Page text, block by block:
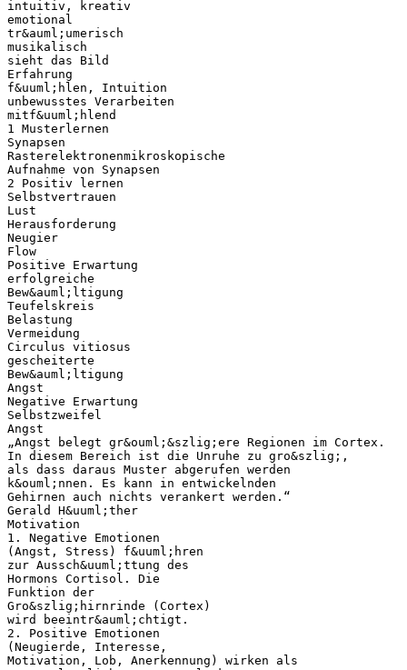
intuitiv, kreativ
emotional
tr&auml;umerisch
musikalisch
sieht das Bild
Erfahrung
f&uuml;hlen, Intuition
unbewusstes Verarbeiten
mitf&uuml;hlend
1 Musterlernen
Synapsen
Rasterelektronenmikroskopische
Aufnahme von Synapsen
2 Positiv lernen
Selbstvertrauen
Lust
Herausforderung
Neugier
Flow
Positive Erwartung
erfolgreiche
Bew&auml;ltigung
Teufelskreis
Belastung
Vermeidung
Circulus vitiosus
gescheiterte
Bew&auml;ltigung
Angst
Negative Erwartung
Selbstzweifel
Angst
„Angst belegt gr&ouml;&szlig;ere Regionen im Cortex.
In diesem Bereich ist die Unruhe zu gro&szlig;,
als dass daraus Muster abgerufen werden
k&ouml;nnen. Es kann in entwickelnden
Gehirnen auch nichts verankert werden.“
Gerald H&uuml;ther
Motivation
1. Negative Emotionen
(Angst, Stress) f&uuml;hren
zur Aussch&uuml;ttung des
Hormons Cortisol. Die
Funktion der
Gro&szlig;hirnrinde (Cortex)
wird beeintr&auml;chtigt.
2. Positive Emotionen
(Neugierde, Interesse,
Motivation, Lob, Anerkennung) wirken als